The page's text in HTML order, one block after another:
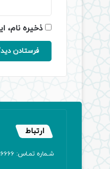
ذخیره نام،
ارتباط
شـماره تمـاس: 02188896666 نمابر: 02188905150